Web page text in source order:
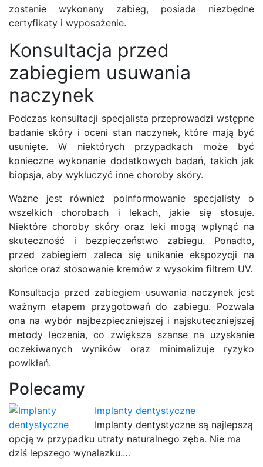
zostanie wykonany zabieg, posiada niezbędne
certyfikaty i wyposażenie.
Konsultacja przed
zabiegiem usuwania
naczynek
Podczas konsultacji specjalista przeprowadzi wstępne
badanie skóry i oceni stan naczynek, które mają być
usunięte. W niektórych przypadkach może być
konieczne wykonanie dodatkowych badań, takich jak
biopsja, aby wykluczyć inne choroby skóry.
Ważne jest również poinformowanie specjalisty o
wszelkich chorobach i lekach, jakie się stosuje.
Niektóre choroby skóry oraz leki mogą wpłynąć na
skuteczność i bezpieczeństwo zabiegu. Ponadto,
przed zabiegiem zaleca się unikanie ekspozycji na
słońce oraz stosowanie kremów z wysokim filtrem UV.
Konsultacja przed zabiegiem usuwania naczynek jest
ważnym etapem przygotowań do zabiegu. Pozwala
ona na wybór najbezpieczniejszej i najskuteczniejszej
metody leczenia, co zwiększa szanse na uzyskanie
oczekiwanych wyników oraz minimalizuje ryzyko
powikłań.
Polecamy
Implanty dentystyczne
Implanty dentystyczne są najlepszą
opcją w przypadku utraty naturalnego zęba. Nie ma
dziś lepszego wynalazku.…